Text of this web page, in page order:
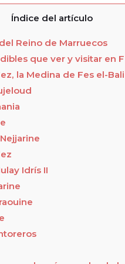
Índice del artículo
Reino de Marruecos
que ver y visitar en
la Medina de Fes el-Bali
Idrís II